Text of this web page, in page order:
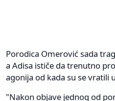
Porodica Omerović sada
a Adisa ističe da trenutno
agonija od kada su se vratili
"Nakon objave jednog od